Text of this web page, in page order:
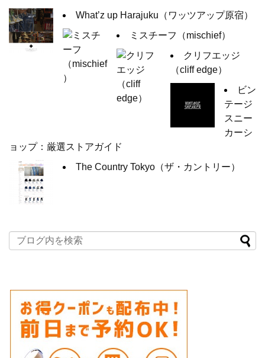
What’z up Harajuku（ワッツアップ原宿）
ミスチーフ（mischief）
クリフエッジ
（cliff edge）
ビン
テージ
スニー
カーシ
ョップ：厳選ストアガイド
The Country Tokyo（ザ・カントリー）